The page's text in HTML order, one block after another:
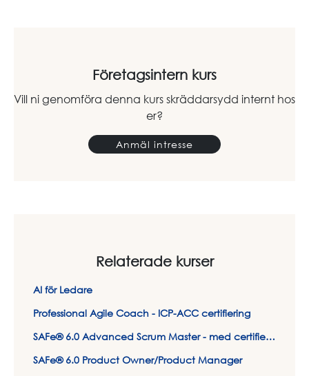
Företagsintern kurs
Vill ni genomföra denna kurs skräddarsydd internt hos
er?
Anmäl intresse
Relaterade kurser
AI för Ledare
Professional Agile Coach - ICP-ACC certifiering
SAFe® 6.0 Advanced Scrum Master - med certifiering
SAFe® 6.0 Product Owner/Product Manager